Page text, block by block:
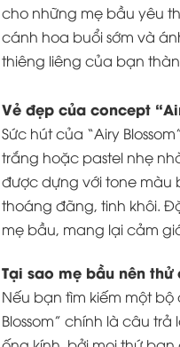
cho những mẹ bầu yêu
cánh hoa buổi sớm và
thiêng liêng của bạn
Vẻ đẹp của concept
Sức hút của “Airy
trắng hoặc pastel nhẹ
được dựng với tone màu
thoáng đãng, tinh khôi.
mẹ bầu, mang lại cảm
Tại sao mẹ bầu nên
Nếu bạn tìm kiếm một
Blossom” chính là câu